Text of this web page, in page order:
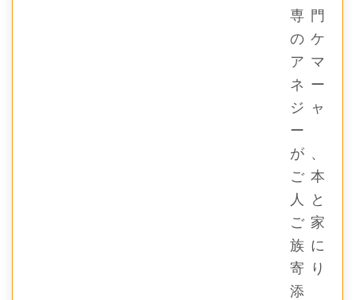
専門
のケ
アマ
ネー
ジャ
ー
が、
ご本
人と
ご家
族に
寄り
添